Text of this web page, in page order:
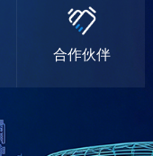
合作伙伴